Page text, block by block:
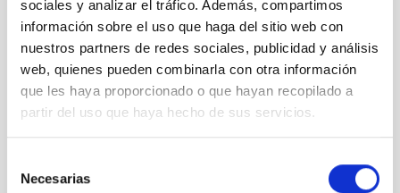
sociales y analizar el tráfico. Además, compartimos
información sobre el uso que haga del sitio web con
nuestros partners de redes sociales, publicidad y análisis
web, quienes pueden combinarla con otra información
que les haya proporcionado o que hayan recopilado a
partir del uso que haya hecho de sus servicios.
Necesarias